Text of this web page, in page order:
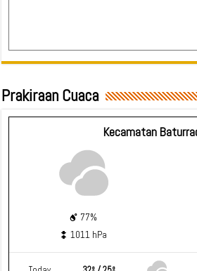
Prakiraan Cuaca
Kecamatan
77%
1011 hPa